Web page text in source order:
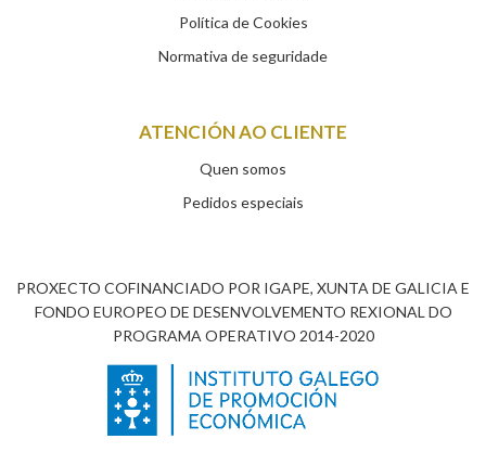
Política de Cookies
Normativa de seguridade
ATENCIÓN AO CLIENTE
Quen somos
Pedidos especiais
PROXECTO COFINANCIADO POR IGAPE, XUNTA DE GALICIA E
FONDO EUROPEO DE DESENVOLVEMENTO REXIONAL DO
PROGRAMA OPERATIVO 2014-2020